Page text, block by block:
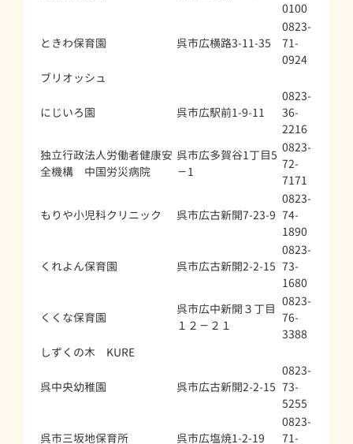
0100
ときわ保育園 呉市広横路3-11-35
0823-
71-
0924
ブリオッシュ
にじいろ園 呉市広駅前1-9-11
0823-
36-
2216
独立行政法人労働者健康安
全機構 中国労災病院
呉市広多賀谷1丁目5
－1
0823-
72-
7171
もりや小児科クリニック 呉市広古新開7-23-9
0823-
74-
1890
くれよん保育園 呉市広古新開2-2-15
0823-
73-
1680
くくな保育園
呉市広中新開３丁目
１２－２１
0823-
76-
3388
しずくの木 KURE
呉中央幼稚園 呉市広古新開2-2-15
0823-
73-
5255
呉市三坂地保育所 呉市広塩焼1-2-19
0823-
71-